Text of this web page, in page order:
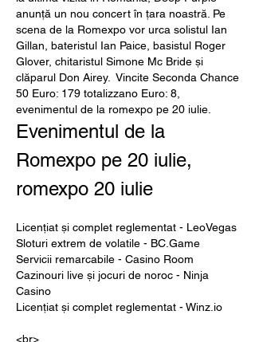
anunță un nou concert în țara noastră. Pe
scena de la Romexpo vor urca solistul Ian
Gillan, bateristul Ian Paice, basistul Roger
Glover, chitaristul Simone Mc Bride și
clăparul Don Airey.  Vincite Seconda Chance
50 Euro: 179 totalizzano Euro: 8,
evenimentul de la romexpo pe 20 iulie.
Evenimentul de la
Romexpo pe 20 iulie,
romexpo 20 iulie
Licențiat și complet reglementat - LeoVegas
Sloturi extrem de volatile - BC.Game
Servicii remarcabile - Casino Room
Cazinouri live și jocuri de noroc - Ninja
Casino
Licențiat și complet reglementat - Winz.io
<br>